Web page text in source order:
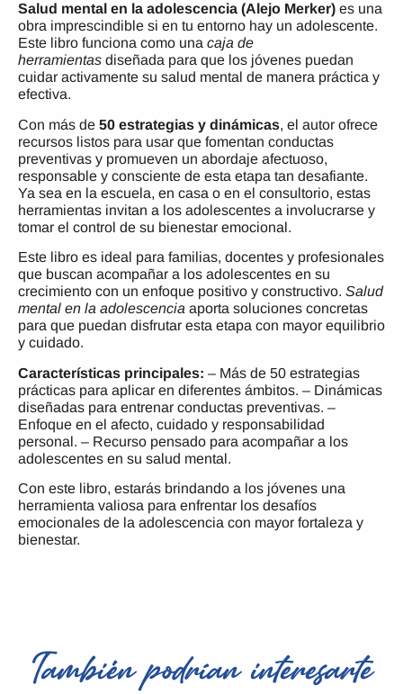
Salud mental en la adolescencia (Alejo Merker) es una
obra imprescindible si en tu entorno hay un adolescente.
Este libro funciona como una caja de
herramientas diseñada para que los jóvenes puedan
cuidar activamente su salud mental de manera práctica y
efectiva.
Con más de 50 estrategias y dinámicas, el autor ofrece
recursos listos para usar que fomentan conductas
preventivas y promueven un abordaje afectuoso,
responsable y consciente de esta etapa tan desafiante.
Ya sea en la escuela, en casa o en el consultorio, estas
herramientas invitan a los adolescentes a involucrarse y
tomar el control de su bienestar emocional.
Este libro es ideal para familias, docentes y profesionales
que buscan acompañar a los adolescentes en su
crecimiento con un enfoque positivo y constructivo. Salud
mental en la adolescencia aporta soluciones concretas
para que puedan disfrutar esta etapa con mayor equilibrio
y cuidado.
Características principales: – Más de 50 estrategias
prácticas para aplicar en diferentes ámbitos. – Dinámicas
diseñadas para entrenar conductas preventivas. –
Enfoque en el afecto, cuidado y responsabilidad
personal. – Recurso pensado para acompañar a los
adolescentes en su salud mental.
Con este libro, estarás brindando a los jóvenes una
herramienta valiosa para enfrentar los desafíos
emocionales de la adolescencia con mayor fortaleza y
bienestar.
También podrían interesarte